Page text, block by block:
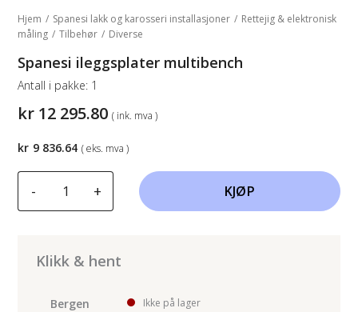
Hjem / Spanesi lakk og karosseri installasjoner / Rettejig & elektronisk
måling / Tilbehør / Diverse
Spanesi ileggsplater multibench
kr 12 295.80 ( ink. mva )
Antall i pakke: 1
-
ileggsplater
+ KJØP
Klikk & hent
Bergen Ikke på lager
kr 9 836.64 ( eks. mva )